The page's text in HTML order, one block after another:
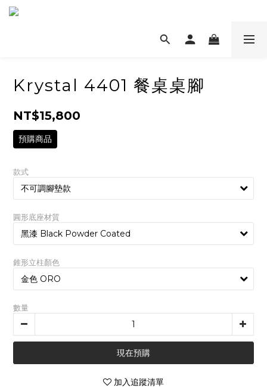
Krystal 4401 餐桌桌腳
NT$15,800
預購商品
款式
圓形底座材質
錐形立柱顏色
數量
現在預購
加入追蹤清單